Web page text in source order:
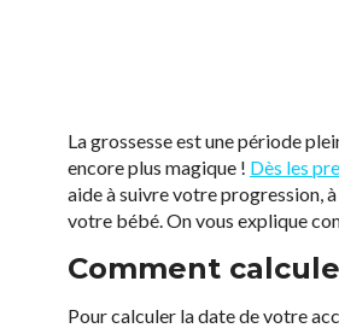
La grossesse est une période
encore plus magique ! Dès les
aide à suivre votre progression,
votre bébé. On vous explique
Comment
Pour calculer la date de votre